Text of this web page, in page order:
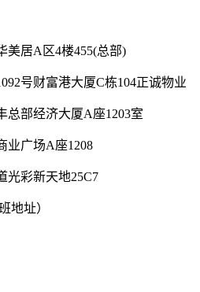
居A区4楼455(总部)
号财富港大厦C栋104正诚物业
部经济大厦A座1203室
广场A座1208
彩新天地25C7
地址）